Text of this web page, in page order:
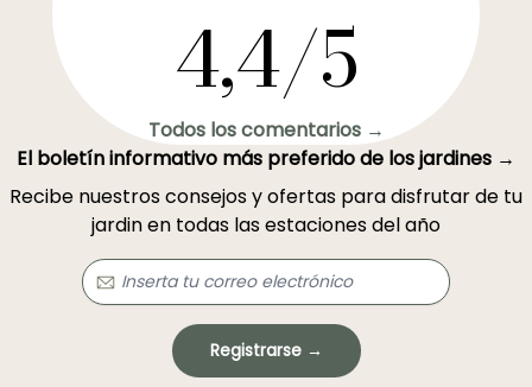
4,4/5
Todos los comentarios →
El boletín informativo más preferido de los jardines →
Recibe nuestros consejos y ofertas para disfrutar de tu
jardin en todas las estaciones del año
Registrarse →